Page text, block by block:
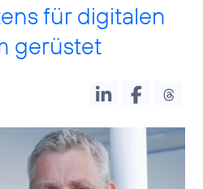
für digitalen
gerüstet